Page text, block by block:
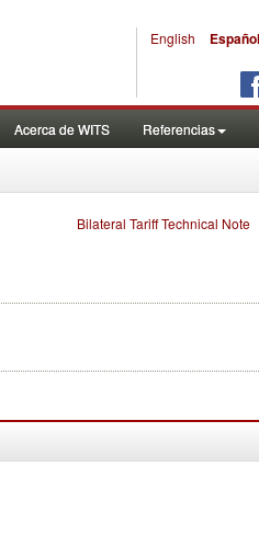
English Español
Acerca de WITS Referencias
Bilateral Tariff Technical Note